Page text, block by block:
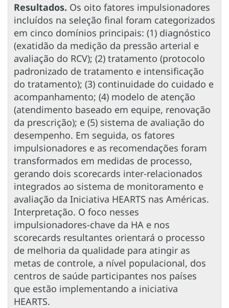
Resultados. Os oito fatores impulsionadores
incluídos na seleção final foram categorizados
em cinco domínios principais: (1) diagnóstico
(exatidão da medição da pressão arterial e
avaliação do RCV); (2) tratamento (protocolo
padronizado de tratamento e intensificação
do tratamento); (3) continuidade do cuidado e
acompanhamento; (4) modelo de atenção
(atendimento baseado em equipe, renovação
da prescrição); e (5) sistema de avaliação do
desempenho. Em seguida, os fatores
impulsionadores e as recomendações foram
transformados em medidas de processo,
gerando dois scorecards inter-relacionados
integrados ao sistema de monitoramento e
avaliação da Iniciativa HEARTS nas Américas.
Interpretação. O foco nesses
impulsionadores-chave da HA e nos
scorecards resultantes orientará o processo
de melhoria da qualidade para atingir as
metas de controle, a nível populacional, dos
centros de saúde participantes nos países
que estão implementando a iniciativa
HEARTS.